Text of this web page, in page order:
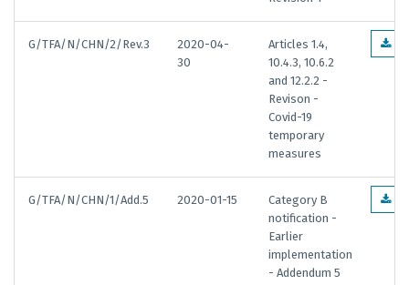
G/TFA/N/CHN/2/Rev.3
2020-04-
30
Articles 1.4,
10.4.3, 10.6.2
and 12.2.2 -
Revison -
Covid-19
temporary
measures
G/TFA/N/CHN/1/Add.5 2020-01-15
Category B
notification -
Earlier
implementation
- Addendum 5